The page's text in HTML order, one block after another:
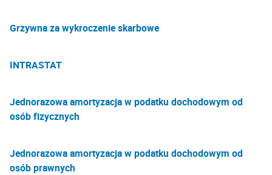
Grzywna za wykroczenie skarbowe
INTRASTAT
Jednorazowa amortyzacja w podatku dochodowym od
osób fizycznych
Jednorazowa amortyzacja w podatku dochodowym od
osób prawnych